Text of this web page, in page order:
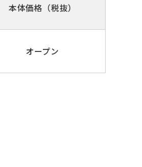
本体価格（税抜）
オープン